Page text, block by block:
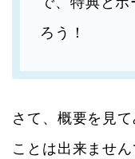
ろう！
さて、概要を見
ことは出来ません